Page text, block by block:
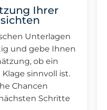
Ihrer
Unterlagen
und gebe Ihnen
ob ein
sinnvoll ist.
Chancen
Schritte